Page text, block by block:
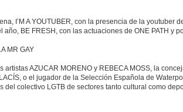
I’M A YOUTUBER, con la presencia de la youtuber
año, BE FRESH, con las actuaciones de ONE PATH y
MR GAY
AZUCAR MORENO y REBECA MOSS, la
o el jugador de la Selección Española de
del colectivo LGTB de sectores tanto cultural como